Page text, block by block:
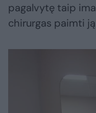
pagalvytę taip
chirurgas paimti